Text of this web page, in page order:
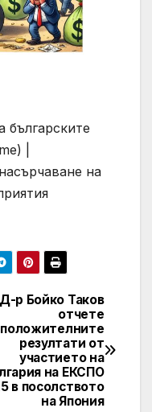
българските
|
на
Д-р Бойко Таков
отчете
положителните
резултати от
участието на
на ЕКСПО
в посолството
на Япония